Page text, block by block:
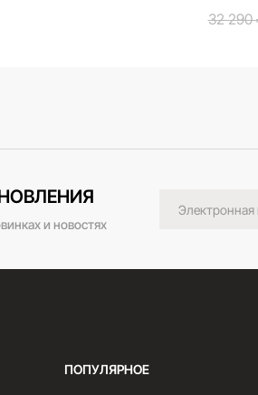
32 290
и новостях
ПОПУЛЯРНОЕ